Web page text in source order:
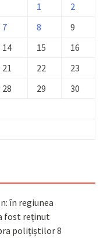
1
2
7 8
9
14 15
16
21 22
23
28 29
30
în regiunea
fost reținut
polițiștilor8